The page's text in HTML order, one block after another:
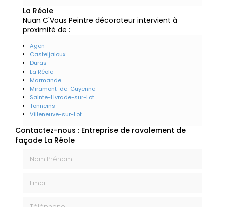
La Réole
Nuan C'Vous Peintre décorateur intervient à
proximité de :
Agen
Casteljaloux
Duras
La Réole
Marmande
Miramont-de-Guyenne
Sainte-Livrade-sur-Lot
Tonneins
Villeneuve-sur-Lot
Contactez-nous : Entreprise de ravalement de
façade La Réole